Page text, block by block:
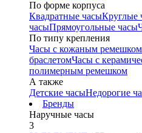
По форме корпуса
Квадратные часыКруглые
часыПрямоугольные часы
По типу крепления
Часы с кожаным ремешком
браслетомЧасы с
полимерным ремешком
А также
Детские часыНедорогие
Бренды
Наручные часы
3